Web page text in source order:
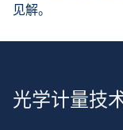
见解。
光学计量技